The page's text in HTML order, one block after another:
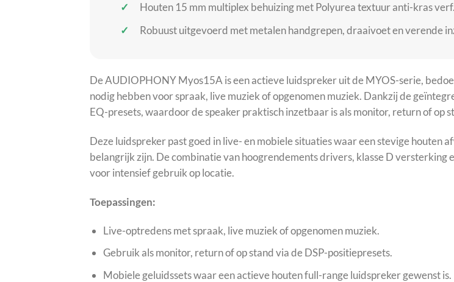
Houten 15 mm multiplex behuizing met Polyurea textuur anti-kras verf.
Robuust uitgevoerd met metalen handgrepen, draaivoet en verende
De AUDIOPHONY Myos15A is een actieve luidspreker uit de MYOS-serie,
nodig hebben voor spraak, live muziek of opgenomen muziek. Dankzij de
EQ-presets, waardoor de speaker praktisch inzetbaar is als monitor, return of op
Deze luidspreker past goed in live- en mobiele situaties waar een stevige
belangrijk zijn. De combinatie van hoogrendements drivers, klasse D
voor intensief gebruik op locatie.
Toepassingen:
Live-optredens met spraak, live muziek of opgenomen muziek.
Gebruik als monitor, return of op stand via de DSP-positiepresets.
Mobiele geluidssets waar een actieve houten full-range luidspreker gewenst is.